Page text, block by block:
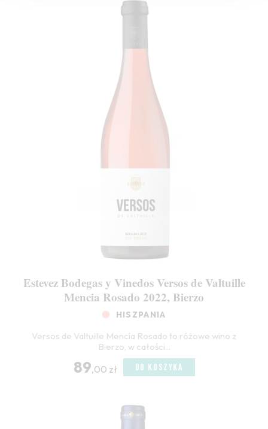
Estevez Bodegas y Vinedos Versos de Valtuille
Mencia Rosado 2022, Bierzo
HISZPANIA
Versos de Valtuille Mencía Rosado to różowe wino z
Bierzo, w całości...
89,00 zł DO KOSZYKA